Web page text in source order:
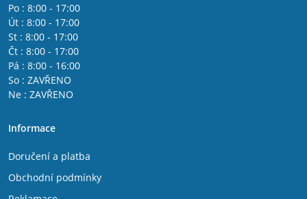
Po : 8:00 - 17:00
Út : 8:00 - 17:00
St : 8:00 - 17:00
Čt : 8:00 - 17:00
Pá : 8:00 - 16:00
So : ZAVŘENO
Ne : ZAVŘENO
Informace
Doručení a platba
Obchodní podmínky